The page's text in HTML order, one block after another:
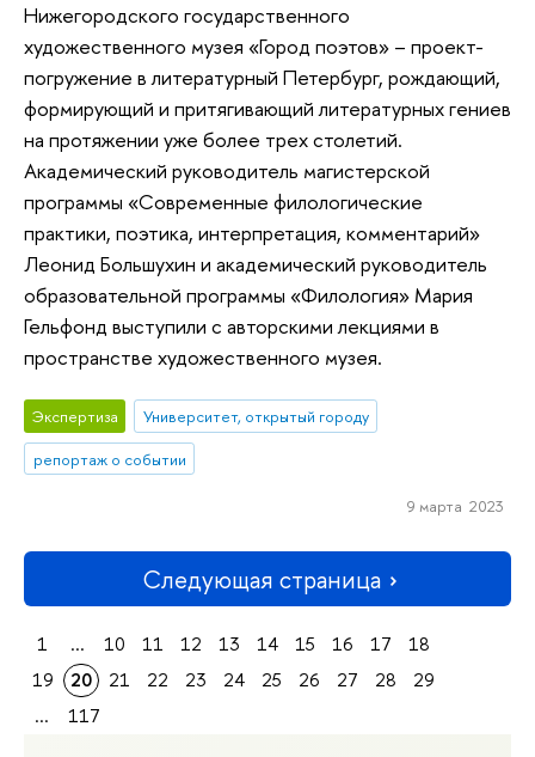
Нижегородского государственного
художественного музея «Город поэтов» – проект-
погружение в литературный Петербург, рождающий,
формирующий и притягивающий литературных гениев
на протяжении уже более трех столетий.
Академический руководитель магистерской
программы «Современные филологические
практики, поэтика, интерпретация, комментарий»
Леонид Большухин и академический руководитель
образовательной программы «Филология» Мария
Гельфонд выступили с авторскими лекциями в
пространстве художественного музея.
Экспертиза
Университет, открытый городу
репортаж о событии
9 марта 2023
Следующая страница
1 ... 10 11 12 13 14 15 16 17
18
19
20 21 22 23 24 25 26 27 28
29
...
117